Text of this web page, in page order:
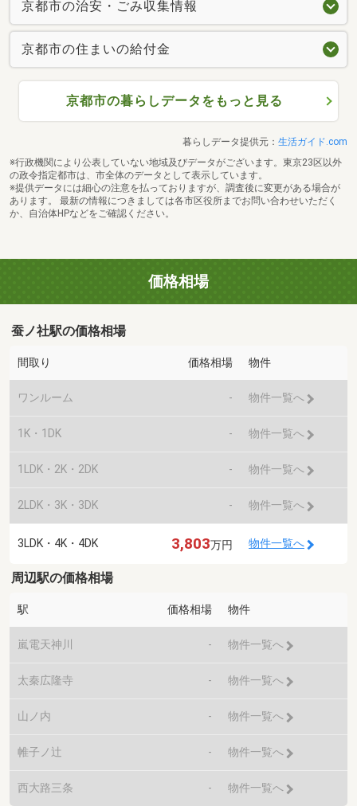
京都市の治安・ごみ収集情報
京都市の住まいの給付金
京都市の暮らしデータをもっと見る
暮らしデータ提供元： 生活ガイド.com
※行政機関により公表していない地域及びデータがございます。東京23区以外
の政令指定都市は、市全体のデータとして表示しています。
※提供データには細心の注意を払っておりますが、調査後に変更がある場合が
あります。 最新の情報につきましては各市区役所までお問い合わせいただく
か、自治体HPなどをご確認ください。
価格相場
蚕ノ社駅の価格相場
間取り 価格相場 物件
ワンルーム - 物件一覧へ
1K・1DK - 物件一覧へ
1LDK・2K・2DK - 物件一覧へ
2LDK・3K・3DK - 物件一覧へ
3LDK・4K・4DK 3,803万円 物件一覧へ
周辺駅の価格相場
駅 価格相場 物件
嵐電天神川 - 物件一覧へ
太秦広隆寺 - 物件一覧へ
山ノ内 - 物件一覧へ
帷子ノ辻 - 物件一覧へ
西大路三条 - 物件一覧へ